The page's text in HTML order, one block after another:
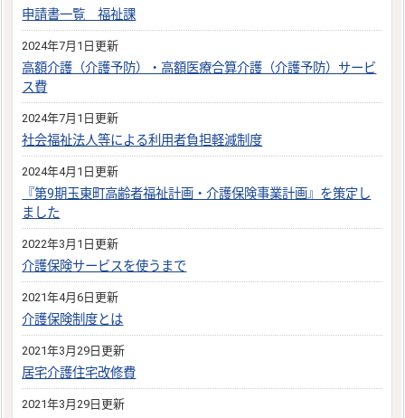
申請書一覧 福祉課
2024年7月1日更新
高額介護（介護予防）・高額医療合算介護（介護予防）サービ
ス費
2024年7月1日更新
社会福祉法人等による利用者負担軽減制度
2024年4月1日更新
『第9期玉東町高齢者福祉計画・介護保険事業計画』を策定し
ました
2022年3月1日更新
介護保険サービスを使うまで
2021年4月6日更新
介護保険制度とは
2021年3月29日更新
居宅介護住宅改修費
2021年3月29日更新